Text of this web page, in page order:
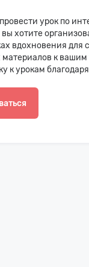
урок по
хотите
вдохновения для
к вашим
к урокам